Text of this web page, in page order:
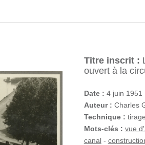
Titre inscrit :
ouvert à la
Date : 4 juin 1951
Auteur : Charles
Technique :
Mots-clés : vue
canal-